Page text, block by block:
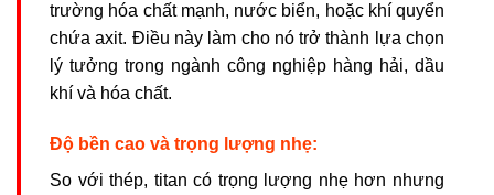
trường hóa chất mạnh, nước biển, hoặc khí quyển
chứa axit. Điều này làm cho nó trở thành lựa chọn
lý tưởng trong ngành công nghiệp hàng hải, dầu
khí và hóa chất.
Độ bền cao và trọng lượng nhẹ:
So với thép, titan có trọng lượng nhẹ hơn nhưng